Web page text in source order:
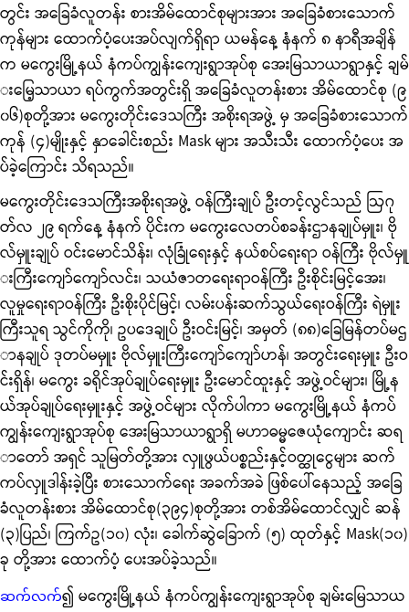
တွင်း အခြေခံလူတန်း စားအိမ်ထောင်စုများအား အခြေခံစားသောက်
ကုန်များ ထောက်ပံ့ပေးအပ်လျက်ရှိရာ ယမန်နေ့ နံနက် ၈ နာရီအချိန်
က မကွေးမြို့နယ် နံကပ်ကျွန်းကျေးရွာအုပ်စု အေးမြသာယာရွာနှင့် ချမ်
းမြေ့သာယာ ရပ်ကွက်အတွင်းရှိ အခြေခံလူတန်းစား အိမ်ထောင်စု (၉
၀၆)စုတို့အား မကွေးတိုင်းဒေသကြီး အစိုးရအဖွဲ့ မှ အခြေခံစားသောက်
ကုန် (၄)မျိုးနှင့် နှာခေါင်းစည်း Mask များ အသီးသီး ထောက်ပံ့ပေး အ
ပ်ခဲ့ကြောင်း သိရသည်။
မကွေးတိုင်းဒေသကြီးအစိုးရအဖွဲ့ ဝန်ကြီးချုပ် ဦးတင့်လွင်သည် ဩဂု
တ်လ ၂၉ ရက်နေ့ နံနက် ပိုင်းက မကွေးလေတပ်စခန်းဌာနချုပ်မှူး၊ ဗို
လ်မှူးချုပ် ဝင်းမောင်သိန်း၊ လုံခြုံရေးနှင့် နယ်စပ်ရေးရာ ဝန်ကြီး ဗိုလ်မှူ
းကြီးကျော်ကျော်လင်း၊ သယံဇာတရေးရာဝန်ကြီး ဦးစိုင်းမြင့်အေး၊
လူမှုရေးရာဝန်ကြီး ဦးစိုးပိုင်မြင့်၊ လမ်းပန်းဆက်သွယ်ရေးဝန်ကြီး ရဲမှူး
ကြီးသူရ သွင်ကိုကို၊ ဥပဒေချုပ် ဦးဝင်းမြင့်၊ အမှတ် (၈၈)ခြေမြန်တပ်မဌ
ာနချုပ် ဒုတပ်မမှူး ဗိုလ်မှူးကြီးကျော်ကျော်ဟန်၊ အတွင်းရေးမှူး ဦးဝ
င်းရှိန်၊ မကွေး ခရိုင်အုပ်ချုပ်ရေးမှူး ဦးမောင်ထူးနှင့် အဖွဲ့ဝင်များ၊ မြို့န
ယ်အုပ်ချုပ်ရေးမှူးနှင့် အဖွဲ့ဝင်များ လိုက်ပါကာ မကွေးမြို့နယ် နံကပ်
ကျွန်းကျေးရွာအုပ်စု အေးမြသာယာရွာရှိ မဟာဓမ္မဇေယုံကျောင်း ဆရ
ာတော် အရှင် သူမြတ်တို့အား လှူဖွယ်ပစ္စည်းနှင့်ဝတ္ထုငွေများ ဆက်
ကပ်လှူဒါန်းခဲ့ပြီး စားသောက်ရေး အခက်အခဲ ဖြစ်ပေါ်နေသည့် အခြေ
ခံလူတန်းစား အိမ်ထောင်စု(၃၉၄)စုတို့အား တစ်အိမ်ထောင်လျှင် ဆန်
(၃)ပြည်၊ ကြက်ဥ(၁၀) လုံး၊ ခေါက်ဆွဲခြောက် (၅) ထုတ်နှင့် Mask(၁၀)
ခု တို့အား ထောက်ပံ့ ပေးအပ်ခဲ့သည်။
ဆက်လက်၍ မကွေးမြို့နယ် နံကပ်ကျွန်းကျေးရွာအုပ်စု ချမ်းမြေသာယ